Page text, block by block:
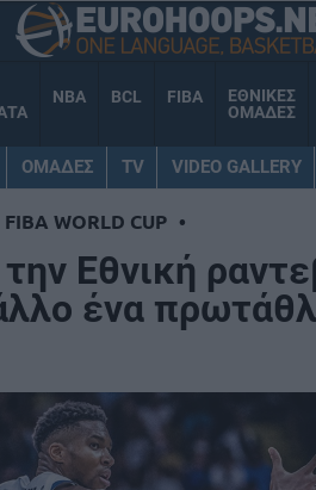
NBA BCL FIBA
ΕΘΝΙΚΕΣ
ΟΜΑΔΕΣ
ΟΜΑΔΕΣ TV VIDEO GALLERY
FIBA WORLD CUP •
Εθνική
ένα